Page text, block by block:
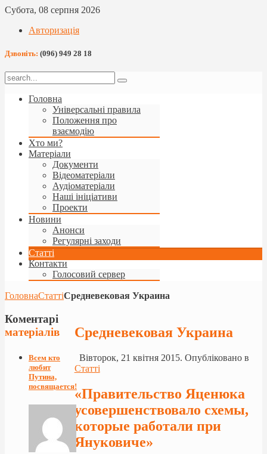
Субота, 08 серпня 2026
Авторизація
Дзвоніть: (096) 949 28 18
Головна
Універсальні правила
Положення про
взаємодію
Хто ми?
Матеріали
Документи
Відеоматеріали
Аудіоматеріали
Наші ініціативи
Проекти
Новини
Анонси
Регулярні заходи
Статті
Контакти
Голосовий сервер
ГоловнаСтаттіСредневековая Украина
Средневековая Украина
Вівторок, 21 квітня 2015. Опубліковано в
Статті
«Правительство Яценюка
усовершенствовало схемы,
которые работали при
Януковиче»
Коментарі
матеріалів
Всем кто
любит
Путина,
посвящается!